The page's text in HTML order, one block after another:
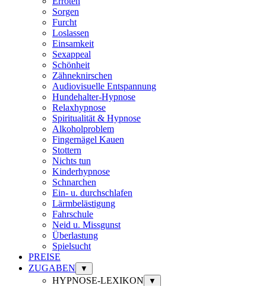
Sorgen
Furcht
Loslassen
Einsamkeit
Sexappeal
Schönheit
Zähneknirschen
Audiovisuelle Entspannung
Hundehalter-Hypnose
Relaxhypnose
Spiritualität & Hypnose
Alkoholproblem
Fingernägel Kauen
Stottern
Nichts tun
Kinderhypnose
Schnarchen
Ein- u. durchschlafen
Lärmbelästigung
Fahrschule
Neid u. Missgunst
Überlastung
Spielsucht
PREISE
ZUGABEN
▼
HYPNOSE-LEXIKON ▼